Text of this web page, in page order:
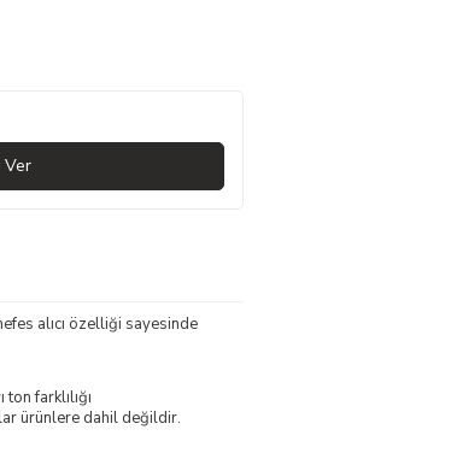
Ver
alıcı özelliği sayesinde
farklılığı
ürünlere dahil değildir.